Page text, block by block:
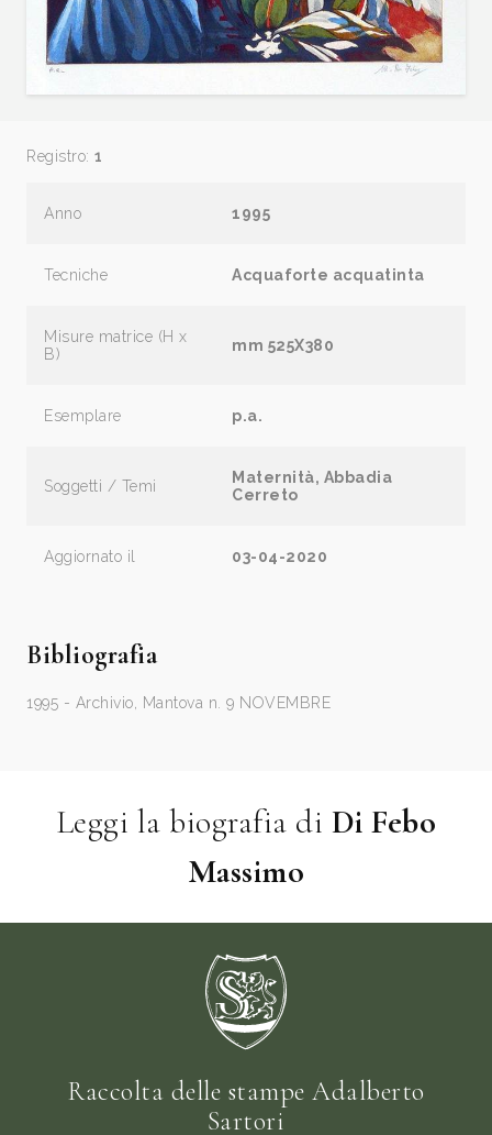
Registro: 1
Anno 1995
Tecniche Acquaforte acquatinta
Misure matrice (H x
B)
mm 525X380
Esemplare p.a.
Soggetti / Temi
Maternità, Abbadia
Cerreto
Aggiornato il 03-04-2020
Bibliografia
1995 - Archivio, Mantova n. 9 NOVEMBRE
Leggi la biografia di Di Febo
Massimo
Raccolta delle stampe Adalberto
Sartori